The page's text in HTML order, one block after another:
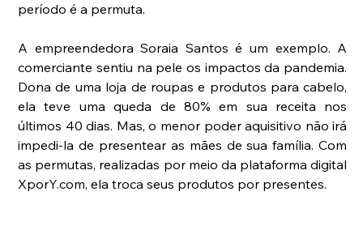
período é a permuta.
A empreendedora Soraia Santos é um exemplo. A
comerciante sentiu na pele os impactos da pandemia.
Dona de uma loja de roupas e produtos para cabelo,
ela teve uma queda de 80% em sua receita nos
últimos 40 dias. Mas, o menor poder aquisitivo não irá
impedi-la de presentear as mães de sua família. Com
as permutas, realizadas por meio da plataforma digital
XporY.com, ela troca seus produtos por presentes.